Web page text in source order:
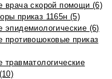
врача скорой помощи (6)
приказ 1165н (5)
эпидемиологические (6)
противошоковые приказ
травматологические